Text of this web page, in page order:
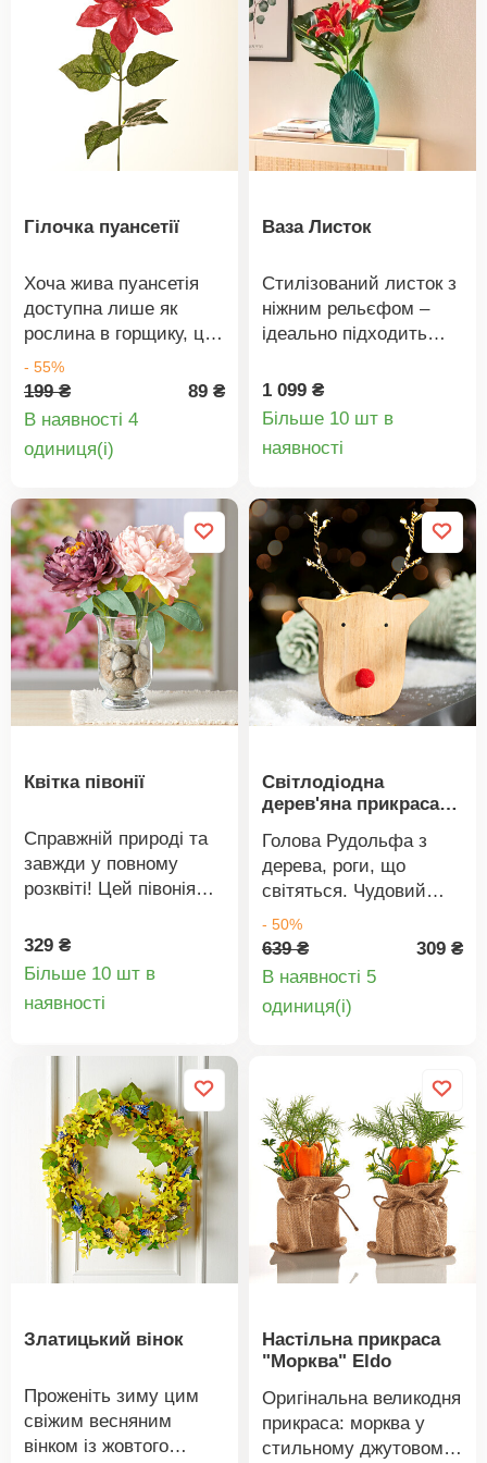
Гілочка пуансетії
Хоча жива пуансетія
доступна лише як
рослина в горщику, ця
надзвичайно довга
гілка пуансетії пасує до
будь-якого декору –
- 55%
199 ₴
89 ₴
В наявності 4
oдиниця(і)
Ваза Листок
Стилізований листок з
ніжним рельєфом –
ідеально підходить
сухих букетів. Ця ваза
також є самостійним
дизайнерським
1 099 ₴
Більше 10 шт в
наявності
Квітка півонії
Справжній природі та
завжди у повному
розквіті! Цей півонія
років. І без догляду!
Невідрізний від
Надзвичайно довгий -
329 ₴
Більше 10 шт в
наявності
Світлодіодна
дерев'яна прикраса
Голова Рудольфа з
дерева, роги, що
світяться. Чудовий
ефект!
- 50%
639 ₴
309 ₴
В наявності 5
oдиниця(і)
Златицький вінок
Проженіть зиму цим
свіжим весняним
вінком із жовтого
Настільна прикраса
"Морква" Eldo
Оригінальна великодня
прикраса: морква у
стильному джутовому